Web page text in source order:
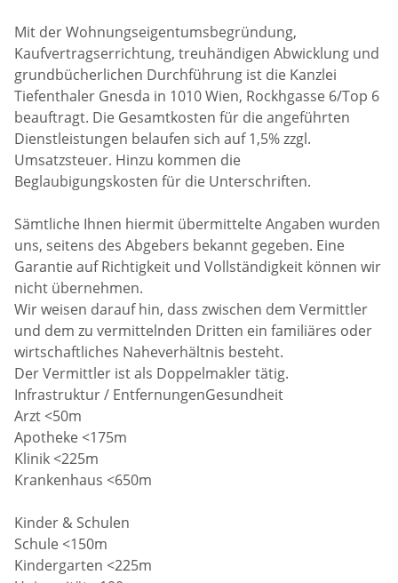
Mit der Wohnungseigentumsbegründung,
Kaufvertragserrichtung, treuhändigen Abwicklung und
grundbücherlichen Durchführung ist die Kanzlei
Tiefenthaler Gnesda in 1010 Wien, Rockhgasse 6/Top 6
beauftragt. Die Gesamtkosten für die angeführten
Dienstleistungen belaufen sich auf 1,5% zzgl.
Umsatzsteuer. Hinzu kommen die
Beglaubigungskosten für die Unterschriften.
Sämtliche Ihnen hiermit übermittelte Angaben wurden
uns, seitens des Abgebers bekannt gegeben. Eine
Garantie auf Richtigkeit und Vollständigkeit können wir
nicht übernehmen.
Wir weisen darauf hin, dass zwischen dem Vermittler
und dem zu vermittelnden Dritten ein familiäres oder
wirtschaftliches Naheverhältnis besteht.
Der Vermittler ist als Doppelmakler tätig.
Infrastruktur / EntfernungenGesundheit
Arzt <50m
Apotheke <175m
Klinik <225m
Krankenhaus <650m
Kinder & Schulen
Schule <150m
Kindergarten <225m